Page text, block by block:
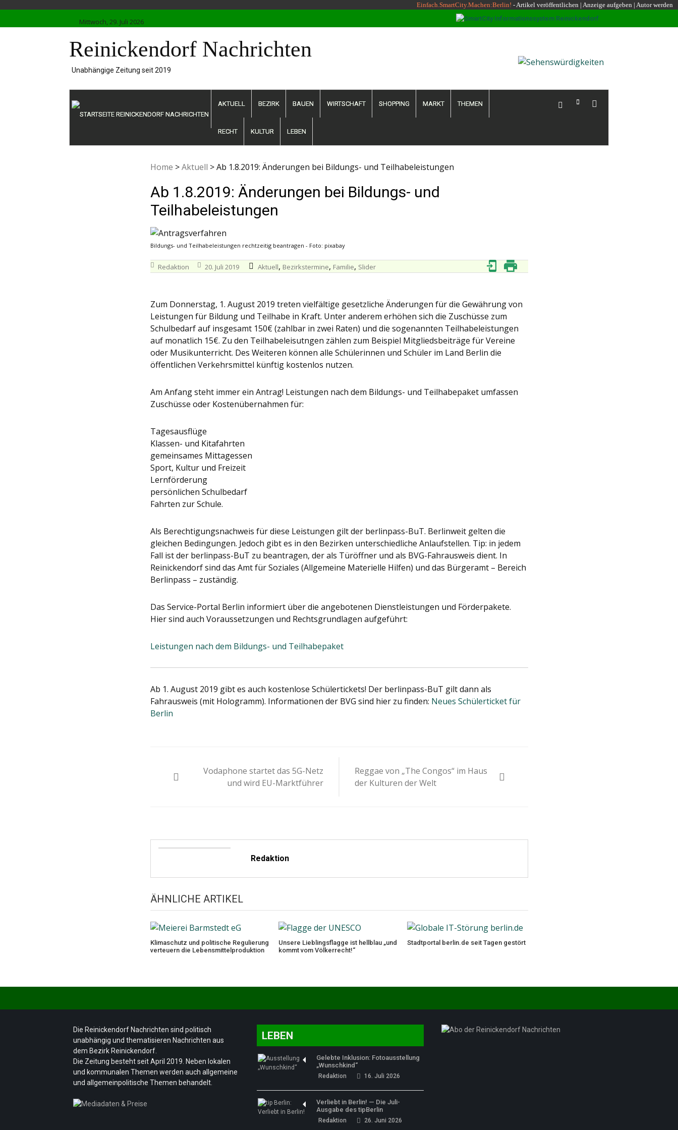
content
Einfach.SmartCity.Machen:Berlin! -Artikel veröffentlichen | Anzeige aufgeben | Autor werden
Mittwoch, 29. Juli 2026
Reinickendorf Nachrichten
Unabhängige Zeitung seit 2019
AKTUELL BEZIRK BAUEN WIRTSCHAFT SHOPPING MARKT THEMEN
RECHT KULTUR LEBEN
Home >Aktuell >Ab 1.8.2019: Änderungen bei Bildungs- und Teilhabeleistungen
Ab 1.8.2019: Änderungen bei Bildungs- und
Teilhabeleistungen
Bildungs- und Teilhabeleistungen rechtzeitig beantragen - Foto: pixabay
Redaktion 20. Juli 2019 Aktuell, Bezirkstermine, Familie, Slider
Zum Donnerstag, 1. August 2019 treten vielfältige gesetzliche Änderungen für die Gewährung von
Leistungen für Bildung und Teilhabe in Kraft. Unter anderem erhöhen sich die Zuschüsse zum
Schulbedarf auf insgesamt 150€ (zahlbar in zwei Raten) und die sogenannten Teilhabeleistungen
auf monatlich 15€. Zu den Teilhabeleisutngen zählen zum Beispiel Mitgliedsbeiträge für Vereine
oder Musikunterricht. Des Weiteren können alle Schülerinnen und Schüler im Land Berlin die
öffentlichen Verkehrsmittel künftig kostenlos nutzen.
Am Anfang steht immer ein Antrag! Leistungen nach dem Bildungs- und Teilhabepaket umfassen
Zuschüsse oder Kostenübernahmen für:
Tagesausflüge
Klassen- und Kitafahrten
gemeinsames Mittagessen
Sport, Kultur und Freizeit
Lernförderung
persönlichen Schulbedarf
Fahrten zur Schule.
Als Berechtigungsnachweis für diese Leistungen gilt der berlinpass-BuT. Berlinweit gelten die
gleichen Bedingungen. Jedoch gibt es in den Bezirken unterschiedliche Anlaufstellen. Tip: in jedem
Fall ist der berlinpass-BuT zu beantragen, der als Türöffner und als BVG-Fahrausweis dient. In
Reinickendorf sind das Amt für Soziales (Allgemeine Materielle Hilfen) und das Bürgeramt – Bereich
Berlinpass – zuständig.
Das Service-Portal Berlin informiert über die angebotenen Dienstleistungen und Förderpakete.
Hier sind auch Voraussetzungen und Rechtsgrundlagen aufgeführt:
Leistungen nach dem Bildungs- und Teilhabepaket
Ab 1. August 2019 gibt es auch kostenlose Schülertickets! Der berlinpass-BuT gilt dann als
Fahrausweis (mit Hologramm). Informationen der BVG sind hier zu finden: Neues Schülerticket für
Berlin
Navigation
Vodaphone startet das 5G-Netz
und wird EU-Marktführer
Reggae von „The Congos“ im Haus
der Kulturen der Welt
Redaktion
ÄHNLICHE ARTIKEL
Klimaschutz und politische Regulierung
verteuern die Lebensmittelproduktion
Unsere Lieblingsflagge ist hellblau „und
kommt vom Völkerrecht!“
Stadtportal berlin.de seit Tagen gestört
Die Reinickendorf Nachrichten sind politisch
unabhängig und thematisieren Nachrichten aus
dem Bezirk Reinickendorf.
Die Zeitung besteht seit April 2019. Neben lokalen
und kommunalen Themen werden auch allgemeine
und allgemeinpolitische Themen behandelt.
LEBEN
Gelebte Inklusion: Fotoausstellung
„Wunschkind“
Redaktion 16. Juli 2026
Verliebt in Berlin! — Die Juli-
Ausgabe des tipBerlin
Redaktion 26. Juni 2026